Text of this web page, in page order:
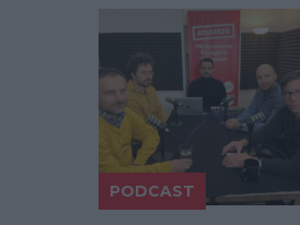
PODCAST